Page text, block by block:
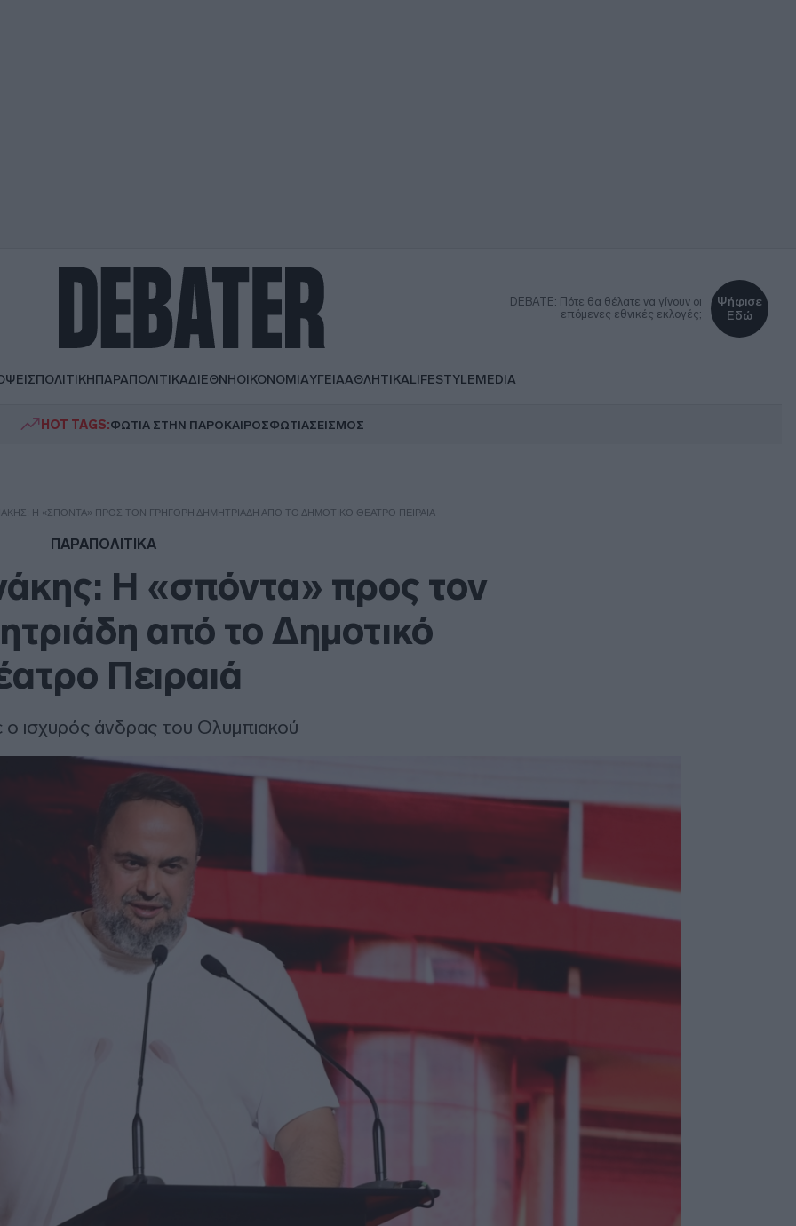
DEBATE: Πότε θα θέλατε να γίνουν οι
επόμενες εθνικές εκλογές;
Ψήφισε
Εδώ
ΠΟΛΙΤΙΚΗΠΑΡΑΠΟΛΙΤΙΚΑΔΙΕΘΝΗΟΙΚΟΝΟΜΙΑΥΓΕΙΑΑΘΛΗΤΙΚΑLIFESTYLEMEDIA
HOT TAGS:ΦΩΤΙΑ ΣΤΗΝ ΠΑΡΟΚΑΙΡΟΣΦΩΤΙΑΣΕΙΣΜΟΣ
Η «ΣΠΌΝΤΑ» ΠΡΟΣ ΤΟΝ ΓΡΗΓΌΡΗ ΔΗΜΗΤΡΙΆΔΗ ΑΠΌ ΤΟ ΔΗΜΟΤΙΚΌ ΘΈΑΤΡΟ ΠΕΙΡΑΙΆ
ΠΑΡΑΠΟΛΙΤΙΚΑ
Η «σπόντα» προς τον
από το Δημοτικό
Πειραιά
ο ισχυρός άνδρας του Ολυμπιακού